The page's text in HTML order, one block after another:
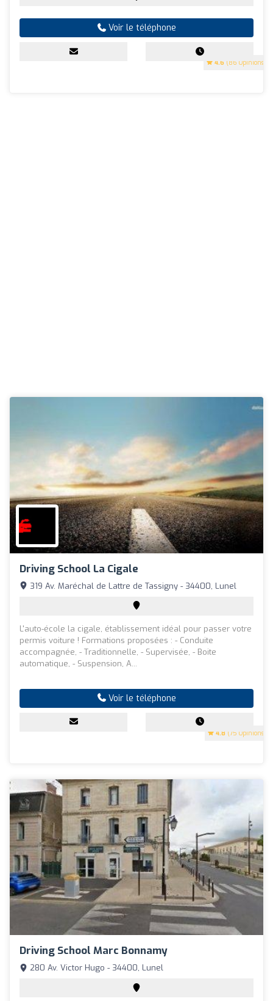
4.6 (86 Opinions)
Voir le téléphone
Driving School La Cigale
4.8 (75 Opinions)
319 Av. Maréchal de Lattre de Tassigny - 34400, Lunel
L'auto-école la cigale, établissement idéal pour passer votre
permis voiture ! Formations proposées : - Conduite
accompagnée, - Traditionnelle, - Supervisée, - Boite
automatique, - Suspension, A...
Voir le téléphone
Driving School Marc Bonnamy
280 Av. Victor Hugo - 34400, Lunel